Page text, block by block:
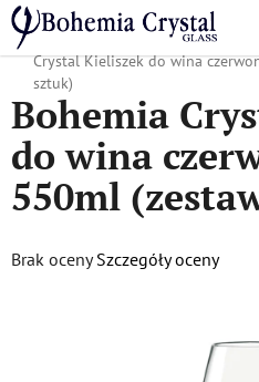
Przejść
do
treści
Home
/ Popularne kolekcje / Dla firm
Crystal Kieliszek do wina
sztuk)
Bohemia
do wina
550ml
Średnia
Brak oceny Szczegóły oceny